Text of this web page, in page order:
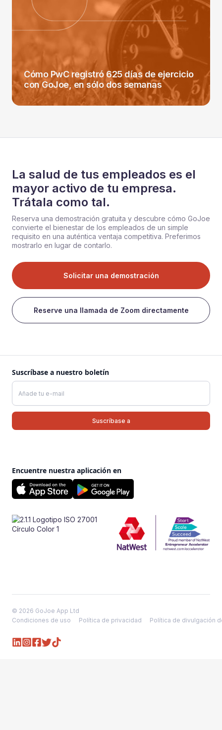
Cómo PwC registró 625 días de ejercicio
con GoJoe, en sólo dos semanas
La salud de tus empleados es el
mayor activo de tu empresa.
Trátala como tal.
Reserva una demostración gratuita y descubre cómo GoJoe
convierte el bienestar de los empleados de un simple
requisito en una auténtica ventaja competitiva. Preferimos
mostrarlo en lugar de contarlo.
Solicitar una demostración
Reserve una llamada de Zoom directamente
Suscríbase a nuestro boletín
Encuentre nuestra aplicación en
© 2026 GoJoe App Ltd
Condiciones de uso
Política de privacidad Política de divulgación